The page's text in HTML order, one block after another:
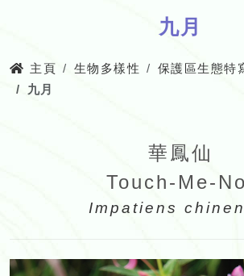
九月
主頁 生物多樣性 保護區生態特
九月
華鳳仙
Touch-Me-
Impatiens